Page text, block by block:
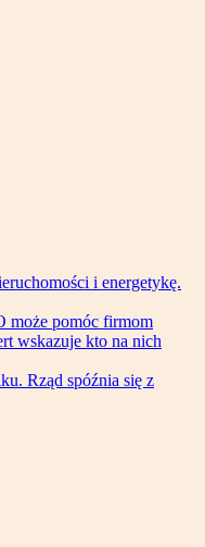
i energetykę.
może pomóc firmom
wskazuje kto na nich
Rząd spóźnia się z